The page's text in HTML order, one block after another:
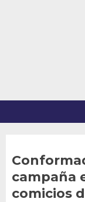
campaña
comicios